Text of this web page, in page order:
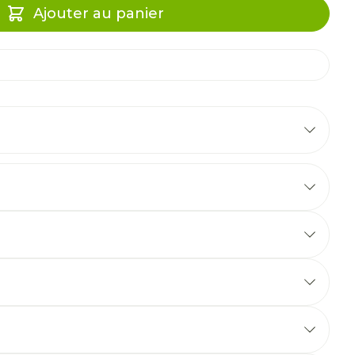
Ajouter au panier